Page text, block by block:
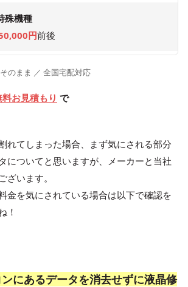
殊機種
円前後
のまま ／ 全国宅配対応
料お見積もり で
れてしまった場合、まず気にされる部分
についてと思いますが、メーカーと当社
ざいます。
金を気にされている場合は以下で確認を
！
にあるデータを消去せずに液晶修